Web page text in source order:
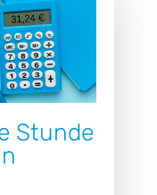
Stunde